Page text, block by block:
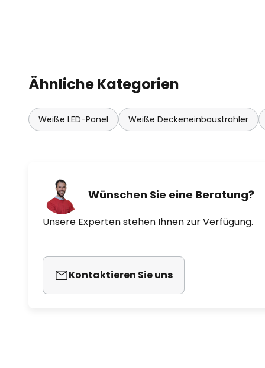
Ähnliche Kategorien
Weiße LED-Panel Weiße Deckeneinbaustrahler
Wünschen Sie eine Beratung?
Unsere Experten stehen Ihnen zur Verfügung.
Kontaktieren Sie uns